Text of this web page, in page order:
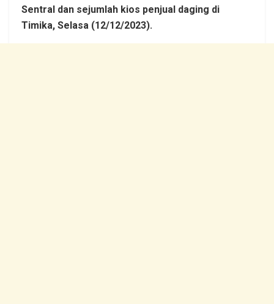
Sentral dan sejumlah kios penjual daging di
Timika, Selasa (12/12/2023).